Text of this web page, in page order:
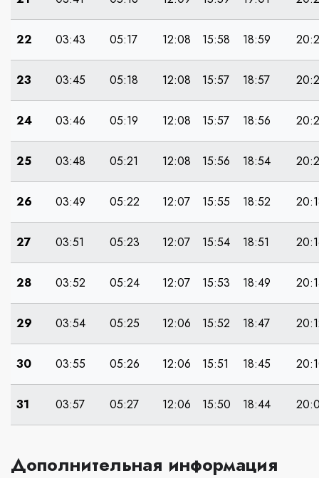
22 03:43 05:17 12:08 15:58 18:59
23 03:45 05:18 12:08 15:57 18:57
24 03:46 05:19 12:08 15:57 18:56
25 03:48 05:21 12:08 15:56 18:54
26 03:49 05:22 12:07 15:55 18:52
27 03:51 05:23 12:07 15:54 18:51
28 03:52 05:24 12:07 15:53 18:49
29 03:54 05:25 12:06 15:52 18:47
30 03:55 05:26 12:06 15:51 18:45
31 03:57 05:27 12:06 15:50 18:44
Дополнительная информация